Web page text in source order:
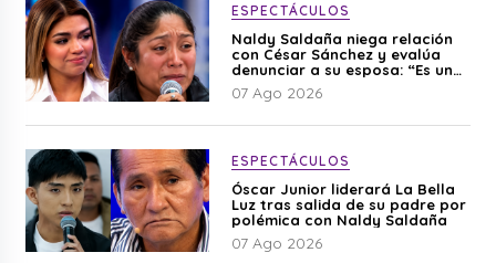
ESPECTÁCULOS
Naldy Saldaña niega relación
con César Sánchez y evalúa
denunciar a su esposa: “Es una
difamación”
07 Ago 2026
ESPECTÁCULOS
Óscar Junior liderará La Bella
Luz tras salida de su padre por
polémica con Naldy Saldaña
07 Ago 2026